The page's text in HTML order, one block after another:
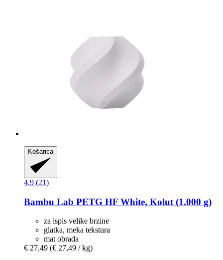
Košarica
4.9 (21)
Bambu Lab PETG HF White, Kolut (1.000 g)
za ispis velike brzine
glatka, meka tekstura
mat obrada
€ 27,49 (€ 27,49 / kg)